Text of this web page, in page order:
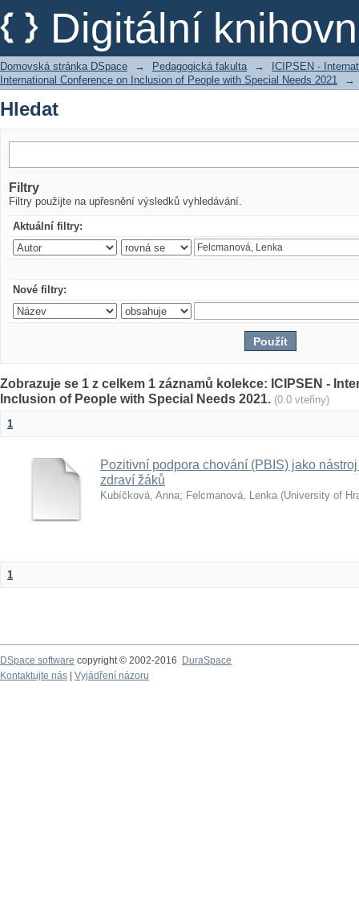
Digitální
Hledat
Domovská stránka DSpace → Pedagogická fakulta →
ICIPSEN -
International Conference on Inclusion of People with Special Needs 2021
→
Hledat
Filtry
Filtry použijte na upřesnění výsledků vyhledávání.
Aktuální filtry:
Nové filtry:
Zobrazuje se 1 z celkem 1 záznamů kolekce: ICIPSEN -
Inclusion of People with Special Needs 2021. (0.0 vteřiny)
1
Pozitivní podpora chování (PBIS) jako
zdraví žáků
Kubíčková, Anna; Felcmanová, Lenka (University of
1
DSpace software copyright © 2002-2016
DuraSpace
Kontaktujte nás
Vyjádření názoru